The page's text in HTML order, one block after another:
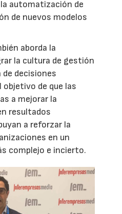
automatización de
de nuevos modelos
aborda la
la cultura de gestión
decisiones
objetivo de que las
a mejorar la
resultados
a reforzar la
en un
complejo e incierto.